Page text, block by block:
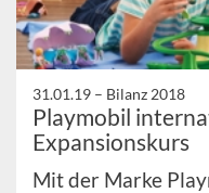
31.01.19 – Bilanz 2018
Playmobil
Expansionskurs
Mit der Marke